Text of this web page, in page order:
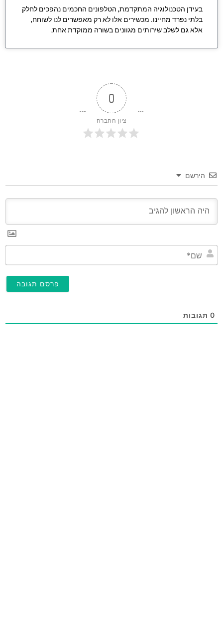
בעידן הטכנולוגיה המתקדמת, הטלפונים החכמים נהפכים לחלק
בלתי נפרד מחיינו. מכשירים אלו לא רק מאפשרים לנו לשוחח,
אלא גם לשלב שירותים מגוונים בשורה ממוקדת אחת.
0
ציון החברה
הירשם
0 תגובות